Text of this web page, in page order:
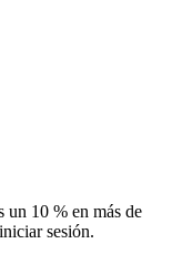
un 10 % en más de
sesión.